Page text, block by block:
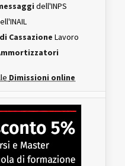
dell'INPS
Cassazione Lavoro
Dimissioni online